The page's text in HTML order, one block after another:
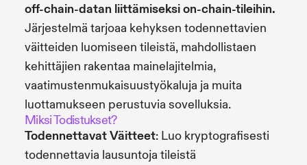
off-chain-datan liittämiseksi on-chain-tileihin.
Järjestelmä tarjoaa kehyksen todennettavien
väitteiden luomiseen tileistä, mahdollistaen
kehittäjien rakentaa mainelajitelmia,
vaatimustenmukaisuustyökaluja ja muita
luottamukseen perustuvia sovelluksia.
Miksi Todistukset?
Todennettavat Väitteet: Luo kryptografisesti
todennettavia lausuntoja tileistä